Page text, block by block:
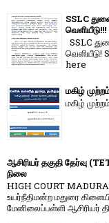
SSLC
வெளியீடு!!!
SSLC
வெளியீடு!
here
மகிழ்
மகிழ்
ஆசிரியர் தகுதி தேர்வு
நிலை
HIGH COURT
உயர்நீதிமன்ற மதுரை
மேனிலைப்பள்ளி ஆசிரியர்